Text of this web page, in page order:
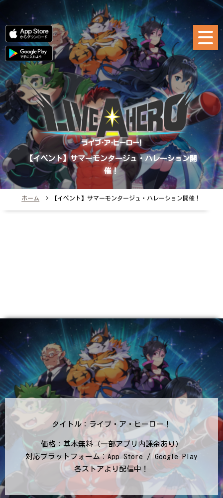
【イベント】サマーモンタージュ・ハレーション開
催！
ホーム > 【イベント】サマーモンタージュ・ハレーション開催！
タイトル：ライブ・ア・ヒーロー！
価格：基本無料（一部アプリ内課金あり）
対応プラットフォーム：App Store / Google Play
各ストアより配信中！